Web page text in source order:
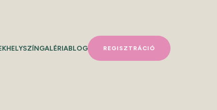
HELYSZÍNGALÉRIABLOG REGISZTRÁCIÓ